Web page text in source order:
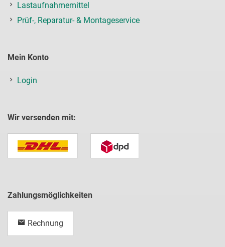
Lastaufnahmemittel
Prüf-, Reparatur- & Montageservice
Mein Konto
Login
Wir versenden mit:
Zahlungsmöglichkeiten
Rechnung